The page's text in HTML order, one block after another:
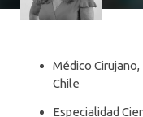
Médico
Chile
Especialidad